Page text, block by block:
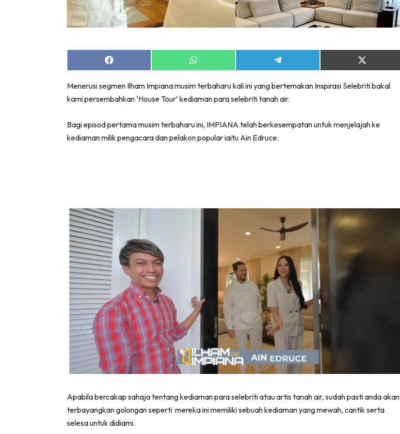
Bilik Tidur
Dapur
Ruang Makan
Beli Di Mana
Buat Sendiri
Ilham Impiana
Ilham Impiana 360
Ilham Impiana Inspirasi Selebriti
Impiana TV
Casa Impiana
Lahar Dekor
Sembang Dekor
Share
on
Share
on
Share
on
Share
on
(Twitter)
Menerusi segmen Ilham Impiana musim terbaharu kali ini yang bertemakan Inspirasi Selebriti bakal
kami persembahkan ‘House Tour’ kediaman para selebriti tanah air.
Bagi episod pertama musim terbaharu ini, IMPIANA telah berkesempatan untuk menjelajah ke
kediaman milik pengacara dan pelakon popular iaitu Ain Edruce.
Apabila bercakap sahaja tentang kediaman para selebriti atau artis tanah air, sudah pasti anda akan
terbayangkan golongan seperti mereka ini memiliki sebuah kediaman yang mewah, cantik serta
selesa untuk didiami.